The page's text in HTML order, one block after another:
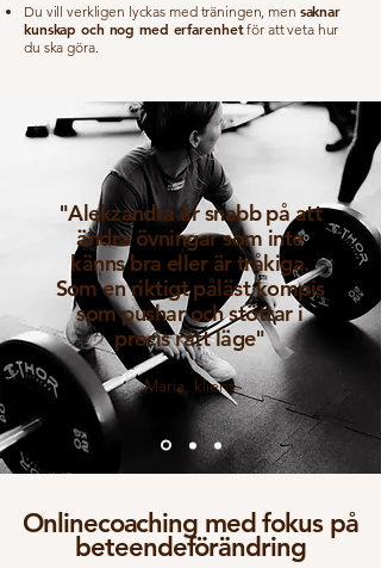
Du vill verkligen lyckas med träningen, men saknar
kunskap och nog med erfarenhetför att veta hur
du ska göra.
"Alekzandra är snabb på att
ändra övningar som inte
känns bra eller är tråkiga.
Som en riktigt påläst kompis
som pushar och stöttar i
precis rätt läge"
Maria, klient
Onlinecoaching med fokus på
beteendeförändring